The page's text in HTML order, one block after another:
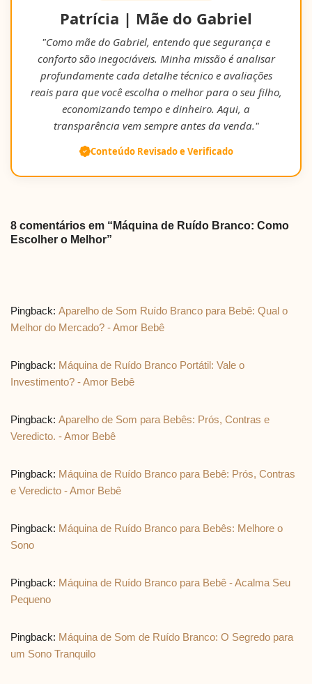
Patrícia | Mãe do Gabriel
"Como mãe do Gabriel, entendo que segurança e
conforto são inegociáveis. Minha missão é analisar
profundamente cada detalhe técnico e avaliações
reais para que você escolha o melhor para o seu filho,
economizando tempo e dinheiro. Aqui, a
transparência vem sempre antes da venda."
Conteúdo Revisado e Verificado
8 comentários em “Máquina de Ruído Branco: Como
Escolher o Melhor”
Pingback: Aparelho de Som Ruído Branco para Bebê: Qual o
Melhor do Mercado? - Amor Bebê
Pingback: Máquina de Ruído Branco Portátil: Vale o
Investimento? - Amor Bebê
Pingback: Aparelho de Som para Bebês: Prós, Contras e
Veredicto. - Amor Bebê
Pingback: Máquina de Ruído Branco para Bebê: Prós, Contras
e Veredicto - Amor Bebê
Pingback: Máquina de Ruído Branco para Bebês: Melhore o
Sono
Pingback: Máquina de Ruído Branco para Bebê - Acalma Seu
Pequeno
Pingback: Máquina de Som de Ruído Branco: O Segredo para
um Sono Tranquilo